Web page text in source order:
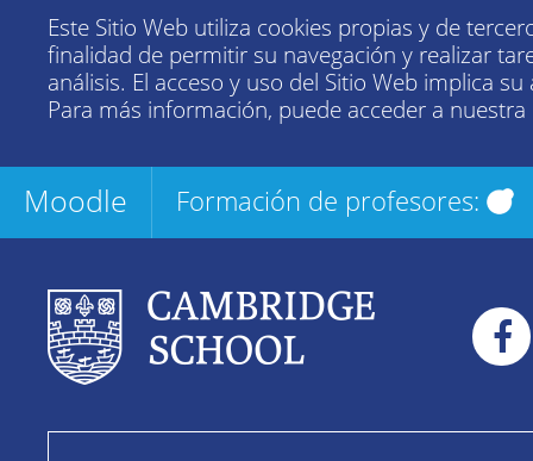
Este Sitio Web utiliza cookies propias y de
finalidad de permitir su navegación y realizar
análisis. El acceso y uso del Sitio Web implica su
Para más información, puede acceder a nuestra
Moodle Formación de profesores: